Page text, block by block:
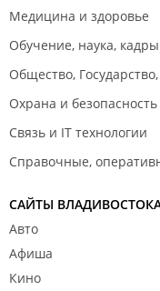
Медицина и здоровье
Обучение, наука, кадры
Общество,
Охрана и безопасность
Связь и IT технологии
Справочные,
САЙТЫ
Авто
Афиша
Кино